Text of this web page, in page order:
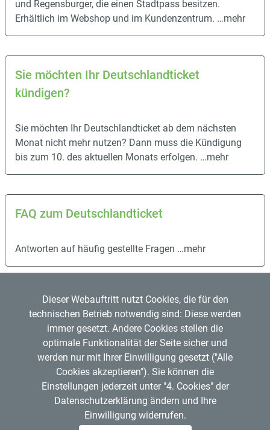
und Regensburger, die einen Stadtpass besitzen.
Erhältlich im Webshop und im Kundenzentrum. …mehr
Sie möchten Ihr Deutschlandticket
kündigen?
Sie möchten Ihr Deutschlandticket ab dem nächsten
Monat nicht mehr nutzen? Dann muss die Kündigung
bis zum 10. des aktuellen Monats erfolgen. …mehr
FAQ zum Deutschlandticket
Antworten auf häufig gestellte Fragen …mehr
Regensburger Verkehrsverbund GmbH
VDV
Copyright © 2026 RVV
RVV-Kundenzentrum
Hemauerstr. 1, 93047 Regensburg
Dieser Webauftritt nutzt Cookies, die für den
technischen Betrieb notwendig sind: Diese werden
immer gesetzt. Andere Cookies stellen die
optimale Funktionalität der Seite sicher und
werden nur mit Ihrer Einwilligung gesetzt ("Alle
Cookies akzeptieren"). Sie können die
Einstellungen jederzeit unter "4. Cookies" der
Datenschutzerklärung ändern und Ihre
Einwilligung widerrufen.